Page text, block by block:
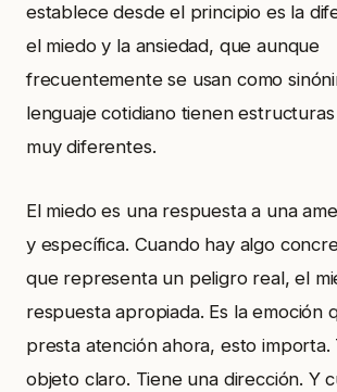
establece desde el principio es la
el miedo y la ansiedad, que aunque
frecuentemente se usan como
lenguaje cotidiano tienen
muy diferentes.
El miedo es una respuesta a una
y específica. Cuando hay algo
que representa un peligro real, el
respuesta apropiada. Es la emoción
presta atención ahora, esto importa.
objeto claro. Tiene una dirección. Y